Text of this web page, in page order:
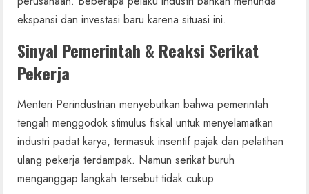
ekspansi dan investasi baru karena situasi ini.
Sinyal Pemerintah & Reaksi Serikat
Pekerja
Menteri Perindustrian menyebutkan bahwa pemerintah
tengah menggodok stimulus fiskal untuk menyelamatkan
industri padat karya, termasuk insentif pajak dan pelatihan
ulang pekerja terdampak. Namun serikat buruh
menganggap langkah tersebut tidak cukup.